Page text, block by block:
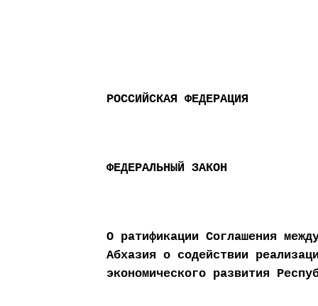
РОССИЙСКАЯ ФЕДЕРАЦИЯ
ФЕДЕРАЛЬНЫЙ ЗАКОН
О ратификации Соглашения
Абхазия о содействии
экономического развития